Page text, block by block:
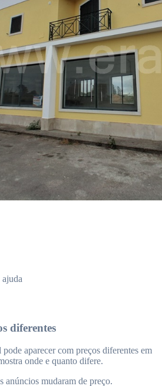
diferentes
aparecer com preços diferentes em
onde e quanto difere.
anúncios mudaram de preço.